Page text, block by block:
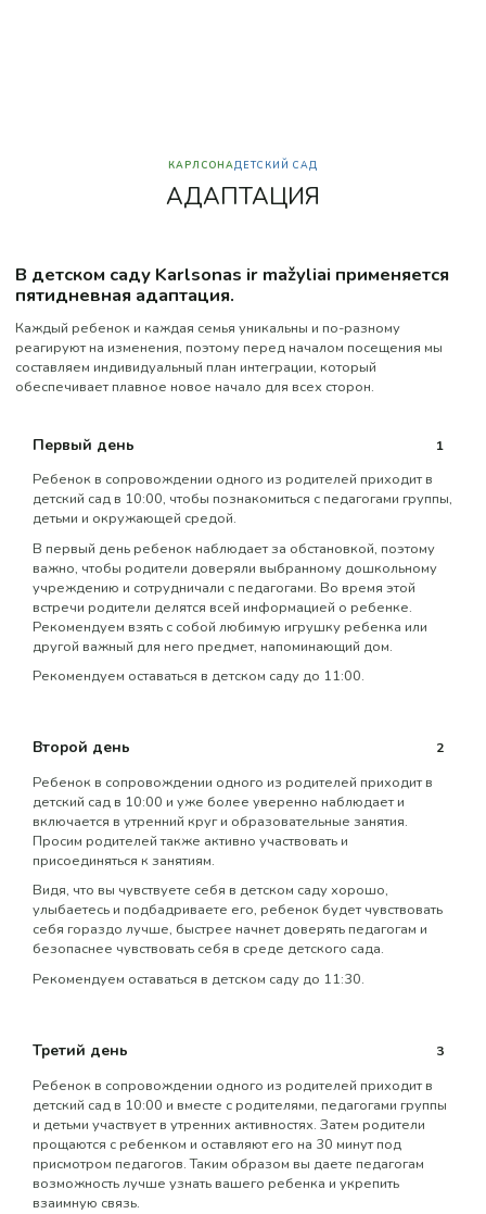
КАРЛСОНАДЕТСКИЙ САД
АДАПТАЦИЯ
В детском саду Karlsonas ir mažyliai применяется
пятидневная адаптация.
Каждый ребенок и каждая семья уникальны и по-разному
реагируют на изменения, поэтому перед началом посещения мы
составляем индивидуальный план интеграции, который
обеспечивает плавное новое начало для всех сторон.
Первый день 1
Ребенок в сопровождении одного из родителей приходит в
детский сад в 10:00, чтобы познакомиться с педагогами группы,
детьми и окружающей средой.
В первый день ребенок наблюдает за обстановкой, поэтому
важно, чтобы родители доверяли выбранному дошкольному
учреждению и сотрудничали с педагогами. Во время этой
встречи родители делятся всей информацией о ребенке.
Рекомендуем взять с собой любимую игрушку ребенка или
другой важный для него предмет, напоминающий дом.
Рекомендуем оставаться в детском саду до 11:00.
Второй день 2
Ребенок в сопровождении одного из родителей приходит в
детский сад в 10:00 и уже более уверенно наблюдает и
включается в утренний круг и образовательные занятия.
Просим родителей также активно участвовать и
присоединяться к занятиям.
Видя, что вы чувствуете себя в детском саду хорошо,
улыбаетесь и подбадриваете его, ребенок будет чувствовать
себя гораздо лучше, быстрее начнет доверять педагогам и
безопаснее чувствовать себя в среде детского сада.
Рекомендуем оставаться в детском саду до 11:30.
Третий день 3
Ребенок в сопровождении одного из родителей приходит в
детский сад в 10:00 и вместе с родителями, педагогами группы
и детьми участвует в утренних активностях. Затем родители
прощаются с ребенком и оставляют его на 30 минут под
присмотром педагогов. Таким образом вы даете педагогам
возможность лучше узнать вашего ребенка и укрепить
взаимную связь.